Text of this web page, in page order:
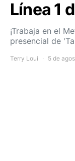
Línea 1
¡Trabaja en el
presencial de
Terry Loui 5 de